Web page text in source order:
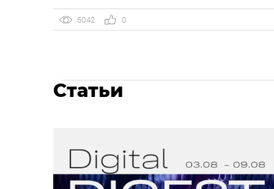
количество сервисов, предлагающих подобные
услуги, но основной их минус — это цена за
5042 0
Статьи